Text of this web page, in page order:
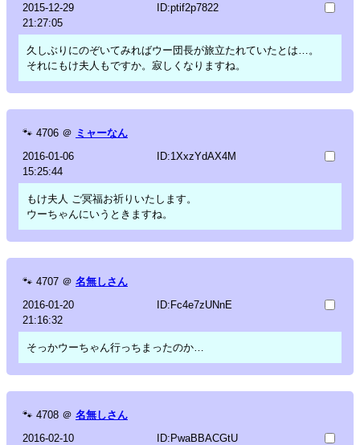
2015-12-29
21:27:05
ID:ptif2p7822
久しぶりにのぞいてみればウー団長が旅立たれていたとは…。
それにもけ夫人もですか。寂しくなりますね。
🐾 4706 ＠ ミャーなん
2016-01-06
15:25:44
ID:1XxzYdAX4M
もけ夫人 ご冥福お祈りいたします。
ウーちゃんにいうときますね。
🐾 4707 ＠ 名無しさん
2016-01-20
21:16:32
ID:Fc4e7zUNnE
そっかウーちゃん行っちまったのか…
🐾 4708 ＠ 名無しさん
2016-02-10
ID:PwaBBACGtU